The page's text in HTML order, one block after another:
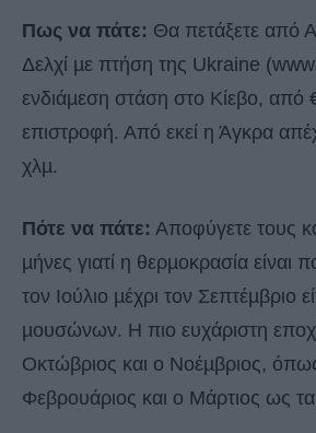
Πως να πάτε: Θα πετάξετε από
Δελχί µε πτήση της Ukraine
ενδιάµεση στάση στο Κίεβο, από
επιστροφή. Από εκεί η Άγκρα
χλµ.
Πότε να πάτε: Αποφύγετε τους
µήνες γιατί η θερµοκρασία
τον Ιούλιο µέχρι τον Σεπτέµβριο
µουσώνων. Η πιο ευχάριστη
Οκτώβριος και ο Νοέµβριος,
Φεβρουάριος και ο Μάρτιος ως